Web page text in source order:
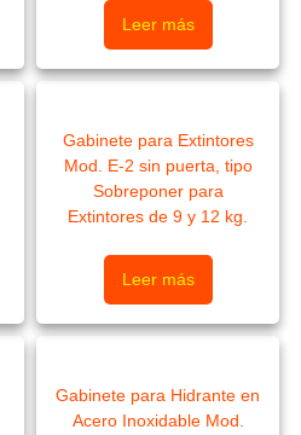
Leer más
Gabinete para Extintores
Mod. E-2 sin puerta, tipo
Sobreponer para
Extintores de 9 y 12 kg.
Leer más
Gabinete para Hidrante en
Acero Inoxidable Mod.